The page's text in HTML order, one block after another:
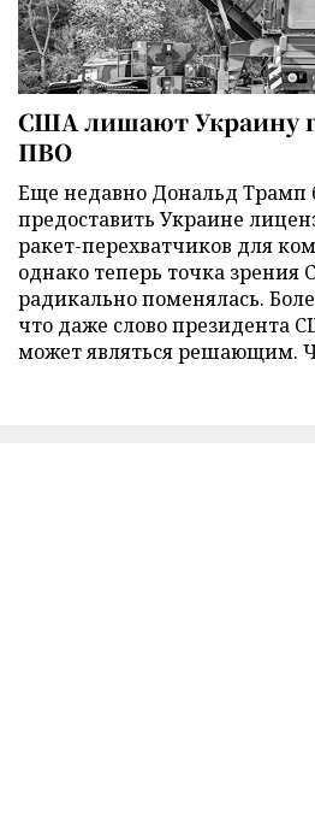
США лишают Украину
ПВО
Еще недавно Дональд Трамп
предоставить Украине
ракет-перехватчиков для
однако теперь точка зрения
радикально поменялась.
что даже слово президента
может являться решающим.